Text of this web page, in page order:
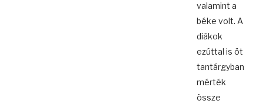
valamint a
béke volt. A
diákok
ezúttal is öt
tantárgyban
mérték
össze